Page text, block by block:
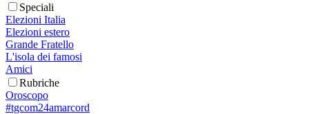
Speciali
Elezioni Italia
Elezioni estero
Grande Fratello
L'isola dei famosi
Amici
Rubriche
Oroscopo
#tgcom24amarcord